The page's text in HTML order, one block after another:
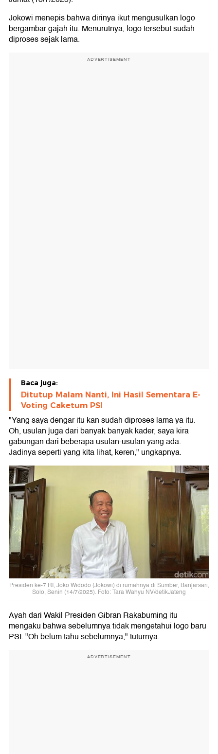
Jokowi menepis bahwa dirinya ikut mengusulkan logo
bergambar gajah itu. Menurutnya, logo tersebut sudah
diproses sejak lama.
ADVERTISEMENT
Baca juga:
Ditutup Malam Nanti, Ini Hasil Sementara E-
Voting Caketum PSI
"Yang saya dengar itu kan sudah diproses lama ya itu.
Oh, usulan juga dari banyak banyak kader, saya kira
gabungan dari beberapa usulan-usulan yang ada.
Jadinya seperti yang kita lihat, keren," ungkapnya.
Presiden ke-7 RI, Joko Widodo (Jokowi) di rumahnya di Sumber, Banjarsari,
Solo, Senin (14/7/2025). Foto: Tara Wahyu NV/detikJateng
Ayah dari Wakil Presiden Gibran Rakabuming itu
mengaku bahwa sebelumnya tidak mengetahui logo baru
PSI. "Oh belum tahu sebelumnya," tuturnya.
ADVERTISEMENT